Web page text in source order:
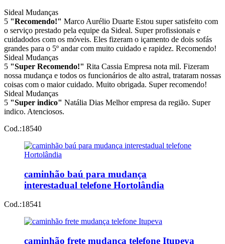
Sideal Mudanças
5 "Recomendo!" Marco Aurélio Duarte Estou super satisfeito com
o serviço prestado pela equipe da Sideal. Super profissionais e
cuidadodos com os móveis. Eles fizeram o içamento de dois sofás
grandes para o 5º andar com muito cuidado e rapidez. Recomendo!
Sideal Mudanças
5 "Super Recomendo!" Rita Cassia Empresa nota mil. Fizeram
nossa mudança e todos os funcionários de alto astral, trataram nossas
coisas com o maior cuidado. Muito obrigada. Super recomendo!
Sideal Mudanças
5 "Super indico" Natália Dias Melhor empresa da região. Super
indico. Atenciosos.
Cod.:18540
caminhão baú para mudança
interestadual telefone Hortolândia
Cod.:18541
caminhão frete mudança telefone Itupeva